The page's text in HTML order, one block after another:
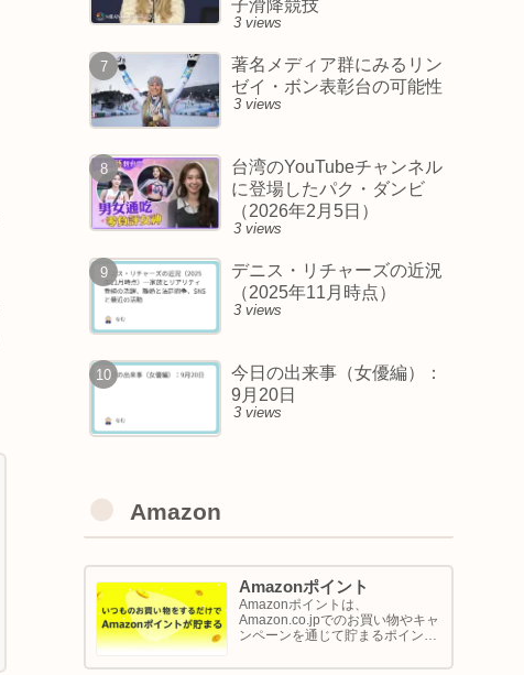
子滑降競技
3 views
著名メディア群にみるリン
ゼイ・ボン表彰台の可能性
3 views
台湾のYouTubeチャンネル
に登場したパク・ダンビ
（2026年2月5日）
3 views
デニス・リチャーズの近況
（2025年11月時点）
3 views
今日の出来事（女優編）：
9月20日
3 views
Amazon
Amazonポイント
Amazonポイントは、
Amazon.co.jpでのお買い物やキャ
ンペーンを通じて貯まるポイント
当として、商品の購入代金に利用